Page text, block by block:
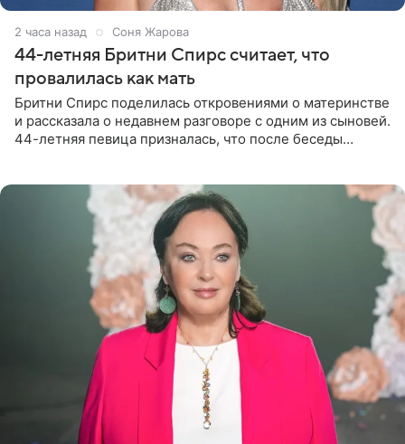
2 часа назад Соня Жарова
44-летняя Бритни Спирс считает, что
провалилась как мать
Бритни Спирс поделилась откровениями о материнстве
и рассказала о недавнем разговоре с одним из сыновей.
44-летняя певица призналась, что после беседы